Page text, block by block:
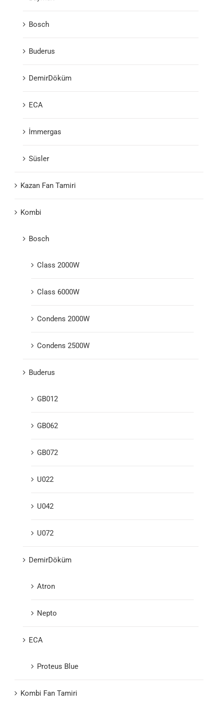
Bosch
Buderus
DemirDöküm
ECA
İmmergas
Süsler
Kazan Fan Tamiri
Kombi
Bosch
Class 2000W
Class 6000W
Condens 2000W
Condens 2500W
Buderus
GB012
GB062
GB072
U022
U042
U072
DemirDöküm
Atron
Nepto
ECA
Proteus Blue
Kombi Fan Tamiri